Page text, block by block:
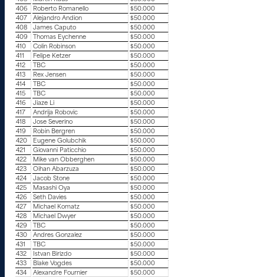
406
Roberto Romanello
$50.000
407
Alejandro Andion
$50.000
408
James Caputo
$50.000
409
Thomas Eychenne
$50.000
410
Colin Robinson
$50.000
411
Felipe Ketzer
$50.000
412
TBC
$50.000
413
Rex Jensen
$50.000
414
TBC
$50.000
415
TBC
$50.000
416
Jiaze Li
$50.000
417
Andrija Robovic
$50.000
418
Jose Severino
$50.000
419
Robin Bergren
$50.000
420
Eugene Golubchik
$50.000
421
Giovanni Paticchio
$50.000
422
Mike van Obberghen
$50.000
423
Oihan Abarzuza
$50.000
424
Jacob Stone
$50.000
425
Masashi Oya
$50.000
426
Seth Davies
$50.000
427
Michael Komatz
$50.000
428
Michael Dwyer
$50.000
429
TBC
$50.000
430
Andres Gonzalez
$50.000
431
TBC
$50.000
432
Istvan Birizdo
$50.000
433
Blake Vogdes
$50.000
434
Alexandre Fournier
$50.000